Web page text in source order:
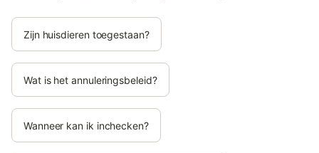
Zijn huisdieren toegestaan?
Wat is het annuleringsbeleid?
Wanneer kan ik inchecken?